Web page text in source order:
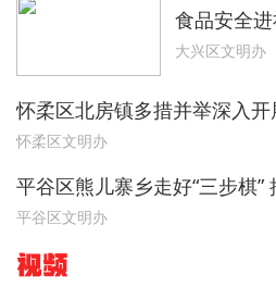
食品安全
大兴区文明办
怀柔区北房镇多措并举深入
怀柔区文明办
平谷区熊儿寨乡走好“三步棋”
平谷区文明办
视频